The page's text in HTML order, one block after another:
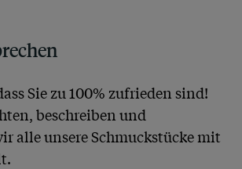
Sie zu 100% zufrieden sind!
beschreiben und
alle unsere Schmuckstücke mit